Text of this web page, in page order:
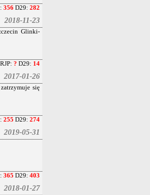
356 D29: 282
2018-11-23
Glinki-
? D29: 14
2017-01-26
się
255 D29: 274
2019-05-31
365 D29: 403
2018-01-27